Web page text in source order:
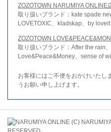
ZOZOTOWN NARUMIYA ONLINE
取り扱いブランド：kate spade
LOVETOXIC、kladskap、by
ZOZOTOWN
取り扱いブランド：After the rain
Love&Peace&Money、sense of
お客様にはご不便をおかけいたし
うお願い申し上げます。